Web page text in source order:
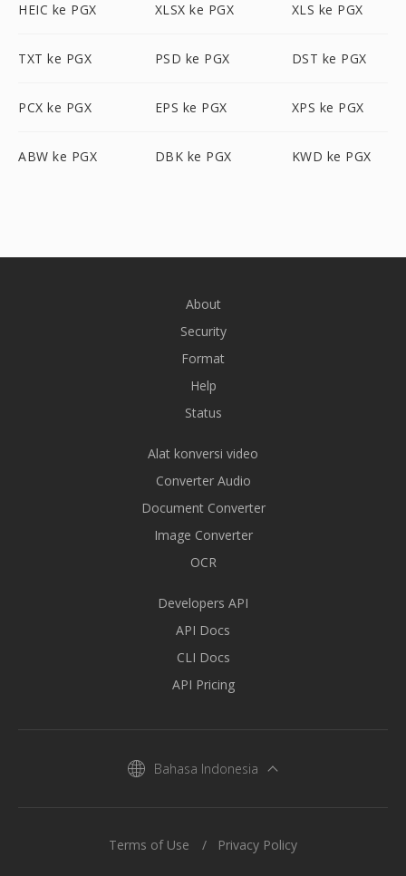
HEIC ke PGX XLSX ke PGX XLS ke PGX
TXT ke PGX PSD ke PGX DST ke PGX
PCX ke PGX EPS ke PGX XPS ke PGX
ABW ke PGX DBK ke PGX KWD ke PGX
About
Security
Format
Help
Status
Alat konversi video
Converter Audio
Document Converter
Image Converter
OCR
Developers API
API Docs
CLI Docs
API Pricing
Bahasa Indonesia
Terms of Use Privacy Policy